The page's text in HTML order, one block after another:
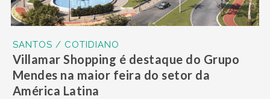
SANTOS / COTIDIANO
Villamar Shopping é destaque do Grupo
Mendes na maior feira do setor da
América Latina